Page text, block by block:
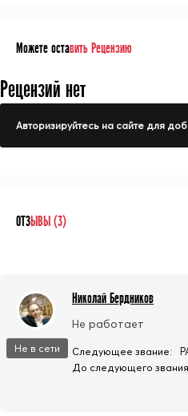
Можете оставить Рецензию
Рецензий нет
Авторизируйтесь на сайте для
ОТЗЫВЫ (3)
Не в сети
Николай Бердников
Не работает
Следующее звание:
До следующего